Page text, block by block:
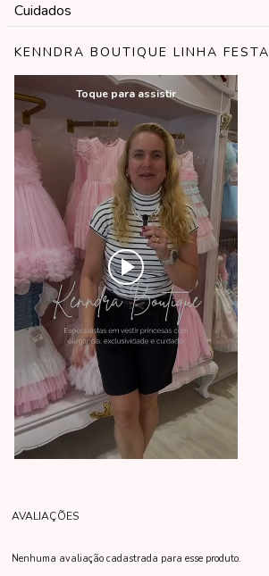
Cuidados
KENNDRA BOUTIQUE LINHA FESTA
Nenhuma avaliação cadastrada para esse produto.